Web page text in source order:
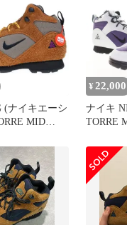
タス メン
(ナイキエーシ
MID
ミッド ピ
ド オリーブ
カットスニー
ュ US10/28cm
¥ 22,000
ナイキ
TORRE
002 エー
ミッド
ニーカ
ンド古
古】